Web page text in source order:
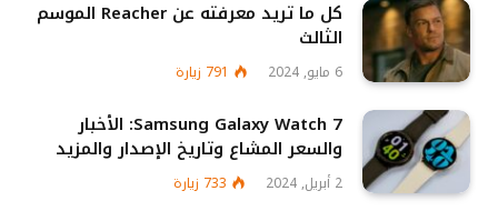
كل ما تريد معرفته عن Reacher الموسم
الثالث
6 مايو, 2024 791 زيارة
Samsung Galaxy Watch 7: الأخبار
والسعر المشاع وتاريخ الإصدار والمزيد
2 أبريل, 2024 733 زيارة